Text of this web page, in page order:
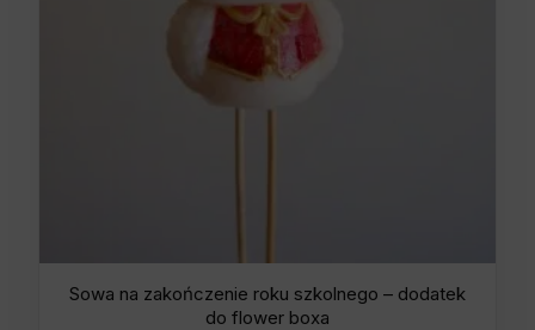
Sowa na zakończenie roku szkolnego – dodatek
do flower boxa